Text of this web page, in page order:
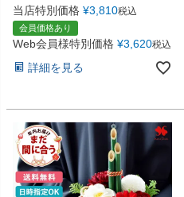
当店特別価格 ¥3,810税込
会員価格あり
Web会員様特別価格 ¥3,620税込
詳細を見る